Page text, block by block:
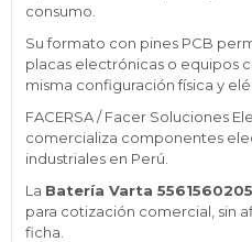
consumo.
Su formato con pines PCB
placas electrónicas o equipos
misma configuración física y
FACERSA / Facer Soluciones
comercializa componentes
industriales en Perú.
La Batería Varta
para cotización comercial, sin
ficha.